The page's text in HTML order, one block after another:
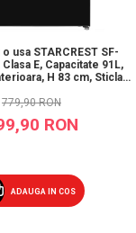
usa STARCREST SF-
Clasa E, Capacitate 91L,
H 83 cm, Sticla
779,90 RON
RON
ADAUGA IN COS